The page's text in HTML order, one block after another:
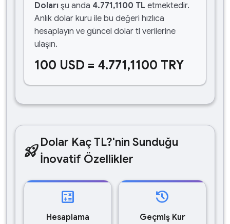
Doları şu anda 4.771,1100 TL etmektedir.
Anlık dolar kuru ile bu değeri hızlıca
hesaplayın ve güncel dolar tl verilerine
ulaşın.
100 USD = 4.771,1100 TRY
rocket_launchDolar Kaç TL?'nin Sunduğu
İnovatif Özellikler
calculate
Hesaplama
history
Geçmiş Kur